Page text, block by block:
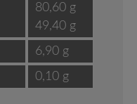
80,60 g
49,40 g
6,90 g
0,10 g